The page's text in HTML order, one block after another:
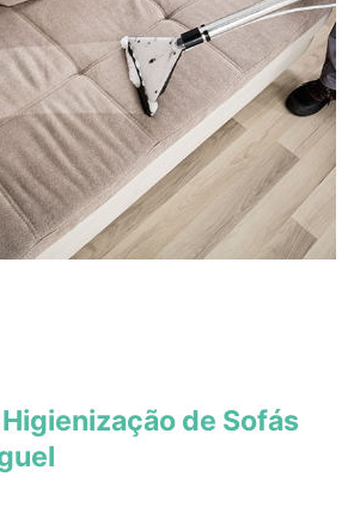
de Sofás